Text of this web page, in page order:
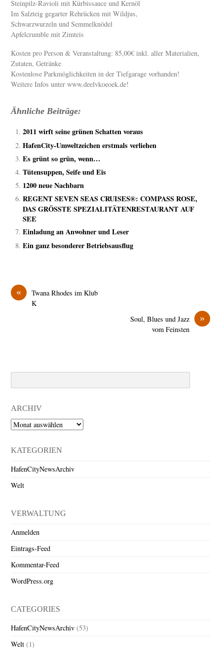
Steinpilz-Ravioli mit Kürbissauce und Kernöl
Im Salzteig gegarter Rehrücken mit Wildjus,
Schwarzwurzeln und Semmelknödel
Apfelcrumble mit Zimteis
Kosten pro Person & Veranstaltung: 85,00€ inkl. aller Materialien,
Zutaten, Getränke
Kostenlose Parkmöglichkeiten in der Tiefgarage vorhanden!
Weitere Infos unter www.deelvkoeoek.de!
Ähnliche Beiträge:
2011 wirft seine grünen Schatten voraus
HafenCity-Umweltzeichen erstmals verliehen
Es grünt so grün, wenn…
Tütensuppen, Seife und Eis
1200 neue Nachbarn
REGENT SEVEN SEAS CRUISES®: COMPASS ROSE,
DAS GRÖSSTE SPEZIALITÄTENRESTAURANT AUF
SEE
Einladung an Anwohner und Leser
Ein ganz besonderer Betriebsausflug
«
Twana Rhodes im Klub
K
»
Soul, Blues und Jazz
vom Feinsten
ARCHIV
Archiv
KATEGORIEN
HafenCityNewsArchiv
Welt
VERWALTUNG
Anmelden
Eintrags-Feed
Kommentar-Feed
WordPress.org
CATEGORIES
HafenCityNewsArchiv (53)
Welt (1)